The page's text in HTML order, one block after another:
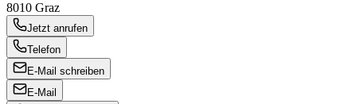
8010 Graz
Jetzt anrufen
Telefon
E-Mail schreiben
E-Mail